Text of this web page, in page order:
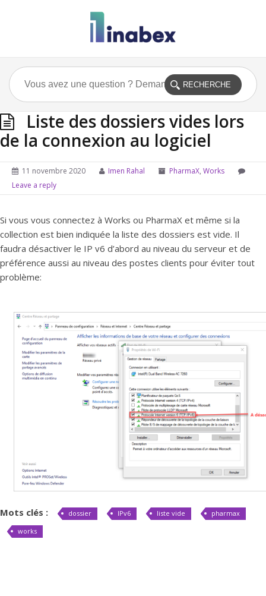
Liste des dossiers vides lors
de la connexion au logiciel
11 novembre 2020 Imen Rahal PharmaX, Works
Leave a reply
Si vous vous connectez à Works ou PharmaX et même si la
collection est bien indiquée la liste des dossiers est vide. Il
faudra désactiver le IP v6 d’abord au niveau du serveur et de
préférence aussi au niveau des postes clients pour éviter tout
problème:
Mots clés : dossier IPv6 liste vide
pharmax
works